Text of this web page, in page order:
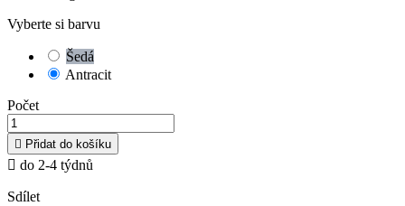
Vyberte si barvu
Šedá
Antracit
Počet
 Přidat do košíku
 do 2-4 týdnů
Sdílet